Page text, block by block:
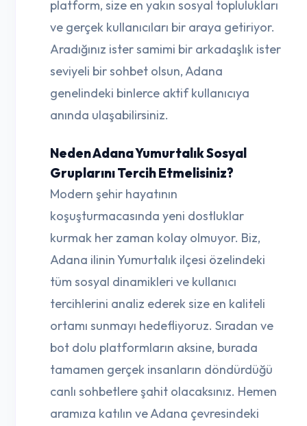
platform, size en yakın sosyal toplulukları
ve gerçek kullanıcıları bir araya getiriyor.
Aradığınız ister samimi bir arkadaşlık ister
seviyeli bir sohbet olsun, Adana
genelindeki binlerce aktif kullanıcıya
anında ulaşabilirsiniz.
Neden Adana Yumurtalık Sosyal
Gruplarını Tercih Etmelisiniz?
Modern şehir hayatının
koşuşturmacasında yeni dostluklar
kurmak her zaman kolay olmuyor. Biz,
Adana ilinin Yumurtalık ilçesi özelindeki
tüm sosyal dinamikleri ve kullanıcı
tercihlerini analiz ederek size en kaliteli
ortamı sunmayı hedefliyoruz. Sıradan ve
bot dolu platformların aksine, burada
tamamen gerçek insanların döndürdüğü
canlı sohbetlere şahit olacaksınız. Hemen
aramıza katılın ve Adana çevresindeki